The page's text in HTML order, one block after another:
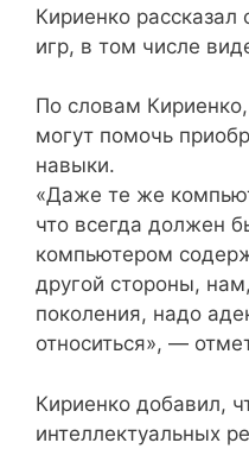
Кириенко
игр, в том числе
По словам
могут помочь
навыки.
«Даже те же
что всегда должен
компьютером
другой стороны,
поколения, надо
относиться», —
Кириенко добавил,
интеллектуальных